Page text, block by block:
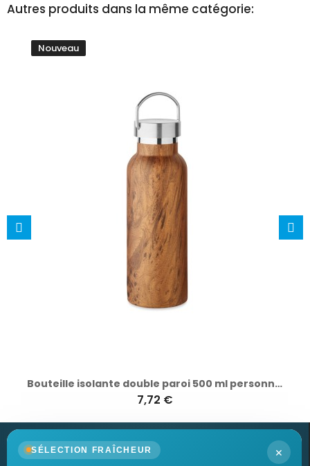
Autres produits dans la même catégorie:
Nouveau
Bouteille isolante double paroi 500 ml personnalisée - NAMIB BOTTLE
7,72 €
×
SÉLECTION FRAÎCHEUR